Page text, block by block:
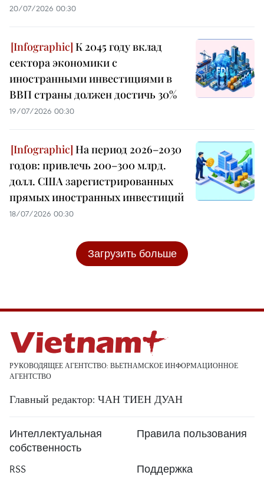
20/07/2026 00:30
К 2045 году вклад
сектора экономики с
иностранными инвестициями в
ВВП страны должен достичь 30%
19/07/2026 00:30
На период 2026–2030
годов: привлечь 200–300 млрд.
долл. США зарегистрированных
прямых иностранных инвестиций
18/07/2026 00:30
Загрузить больше
РУКОВОДЯЩЕЕ АГЕНТСТВО: ВЬЕТНАМСКОЕ ИНФОРМАЦИОННОЕ
АГЕНТСТВО
Главный редактор: ЧАН ТИЕН ДУАН
Интеллектуальная
собственность
Правила пользования
RSS
Поддержка